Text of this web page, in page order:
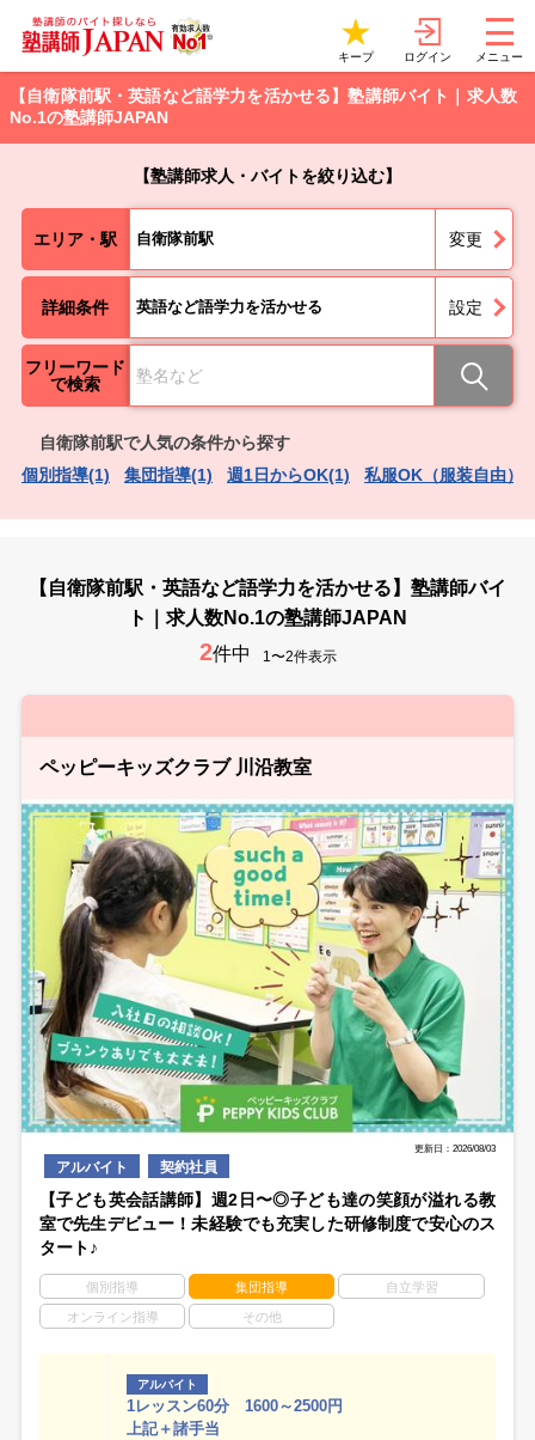
キープ ログイン メニュー
【自衛隊前駅・英語など語学力を活かせる】塾講師バイト｜求人数
No.1の塾講師JAPAN
【塾講師求人・バイトを絞り込む】
エリア・駅 自衛隊前駅 変更
詳細条件 英語など語学力を活かせる 設定
フリーワード
で検索
自衛隊前駅で人気の条件から探す
個別指導(1)
集団指導(1) 週1日からOK(1) 私服OK（服装自由）
【自衛隊前駅・英語など語学力を活かせる】塾講師バイ
ト｜求人数No.1の塾講師JAPAN
2件中 1〜2件表示
ペッピーキッズクラブ 川沿教室
更新日：2026/08/03
アルバイト 契約社員
【子ども英会話講師】週2日〜◎子ども達の笑顔が溢れる教
室で先生デビュー！未経験でも充実した研修制度で安心のス
タート♪
個別指導 集団指導 自立学習
オンライン指導 その他
アルバイト
1レッスン60分 1600～2500円
上記＋諸手当